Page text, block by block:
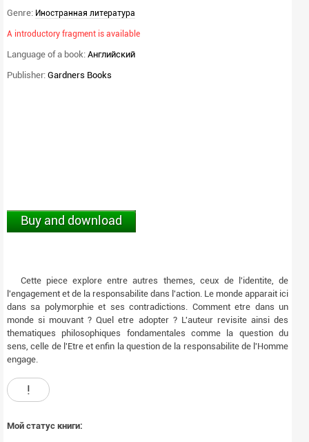
Genre: Иностранная литература
A introductory fragment is available
Language of a book: Английский
Publisher: Gardners Books
Buy and download
Cette piece explore entre autres themes, ceux de l'identite, de
l'engagement et de la responsabilite dans l'action. Le monde apparait ici
dans sa polymorphie et ses contradictions. Comment etre dans un
monde si mouvant ? Quel etre adopter ? L'auteur revisite ainsi des
thematiques philosophiques fondamentales comme la question du
sens, celle de l'Etre et enfin la question de la responsabilite de l'Homme
engage.
!
Мой статус книги: